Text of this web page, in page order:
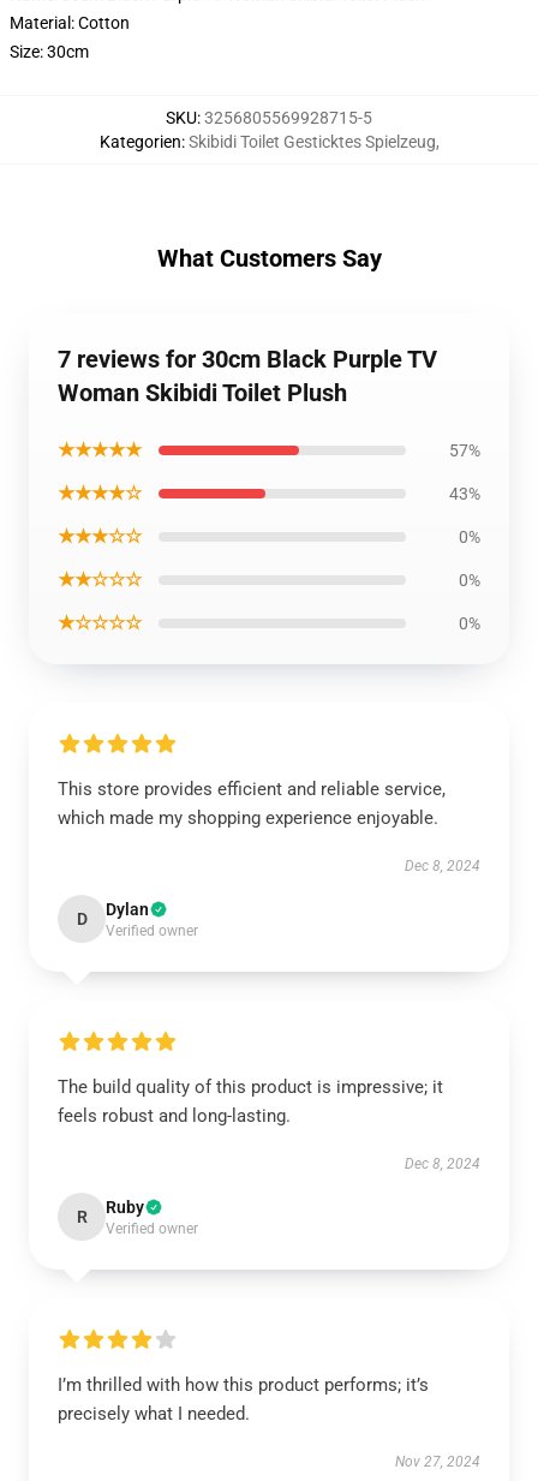
Material: Cotton
Size: 30cm
SKU:3256805569928715-5
Kategorien:Skibidi Toilet Gesticktes Spielzeug,
What Customers Say
7 reviews for 30cm Black Purple TV
Woman Skibidi Toilet Plush
★★★★★ 57%
★★★★☆ 43%
★★★☆☆ 0%
★★☆☆☆ 0%
★☆☆☆☆ 0%
This store provides efficient and reliable service,
which made my shopping experience enjoyable.
Dec 8, 2024
D Dylan
Verified owner
The build quality of this product is impressive; it
feels robust and long-lasting.
Dec 8, 2024
R Ruby
Verified owner
I’m thrilled with how this product performs; it’s
precisely what I needed.
Nov 27, 2024